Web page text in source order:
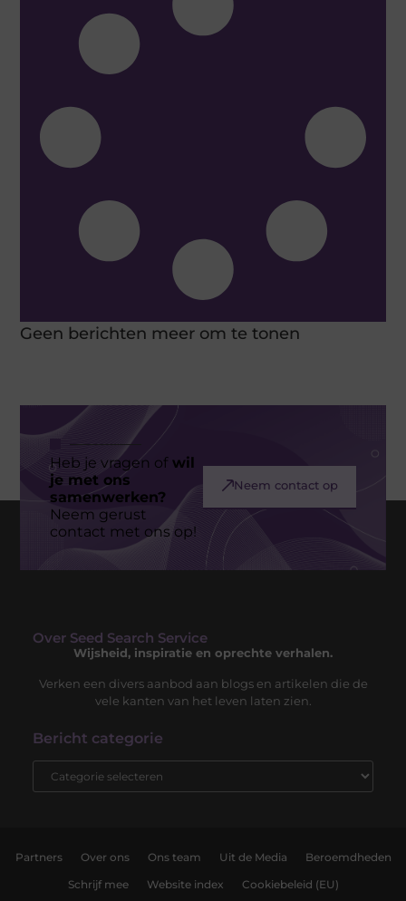
Geen berichten meer om te tonen
Heb je vragen ofwil
je met ons
samenwerken?
Neem gerust
contact met ons op!
Neem contact op
Over Seed Search Service
Wijsheid, inspiratie en oprechte verhalen.
Verken een divers aanbod aan blogs en artikelen die de
vele kanten van het leven laten zien.
Bericht categorie
Partners Over ons Ons team Uit de Media Beroemdheden
Schrijf mee Website index Cookiebeleid (EU)